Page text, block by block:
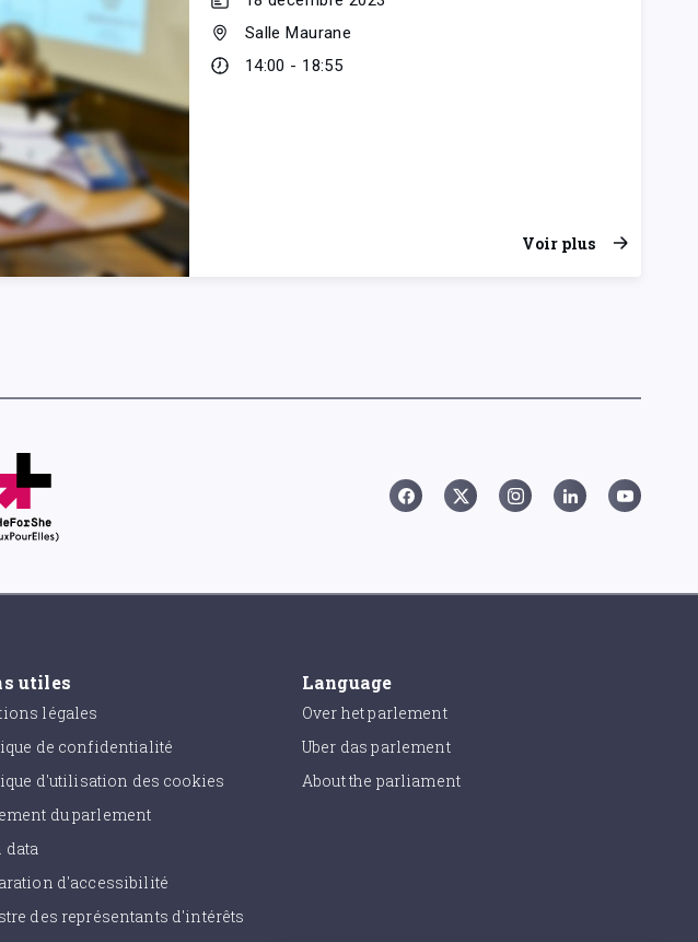
Salle Maurane
14:00 - 18:55
Voir plus
utiles
légales
de confidentialité
d'utilisation des cookies
du parlement
data
d'accessibilité
des représentants d'intérêts
Language
Over het parlement
Uber das parlement
About the parliament